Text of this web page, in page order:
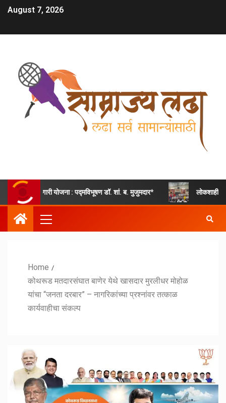
August 7, 2026
योजना : पद्मविभूषण डॉ. शां. ब. मुजुमदार* लोकशाही संस्कारांचा अनोखा
Home
कोथरूड मतदारसंघात बाणेर येथे खासदार मुरलीधर मोहोळ
यांचा “जनता दरबार” – नागरिकांच्या प्रश्नांवर तत्काळ
कार्यवाहीचा संकल्प